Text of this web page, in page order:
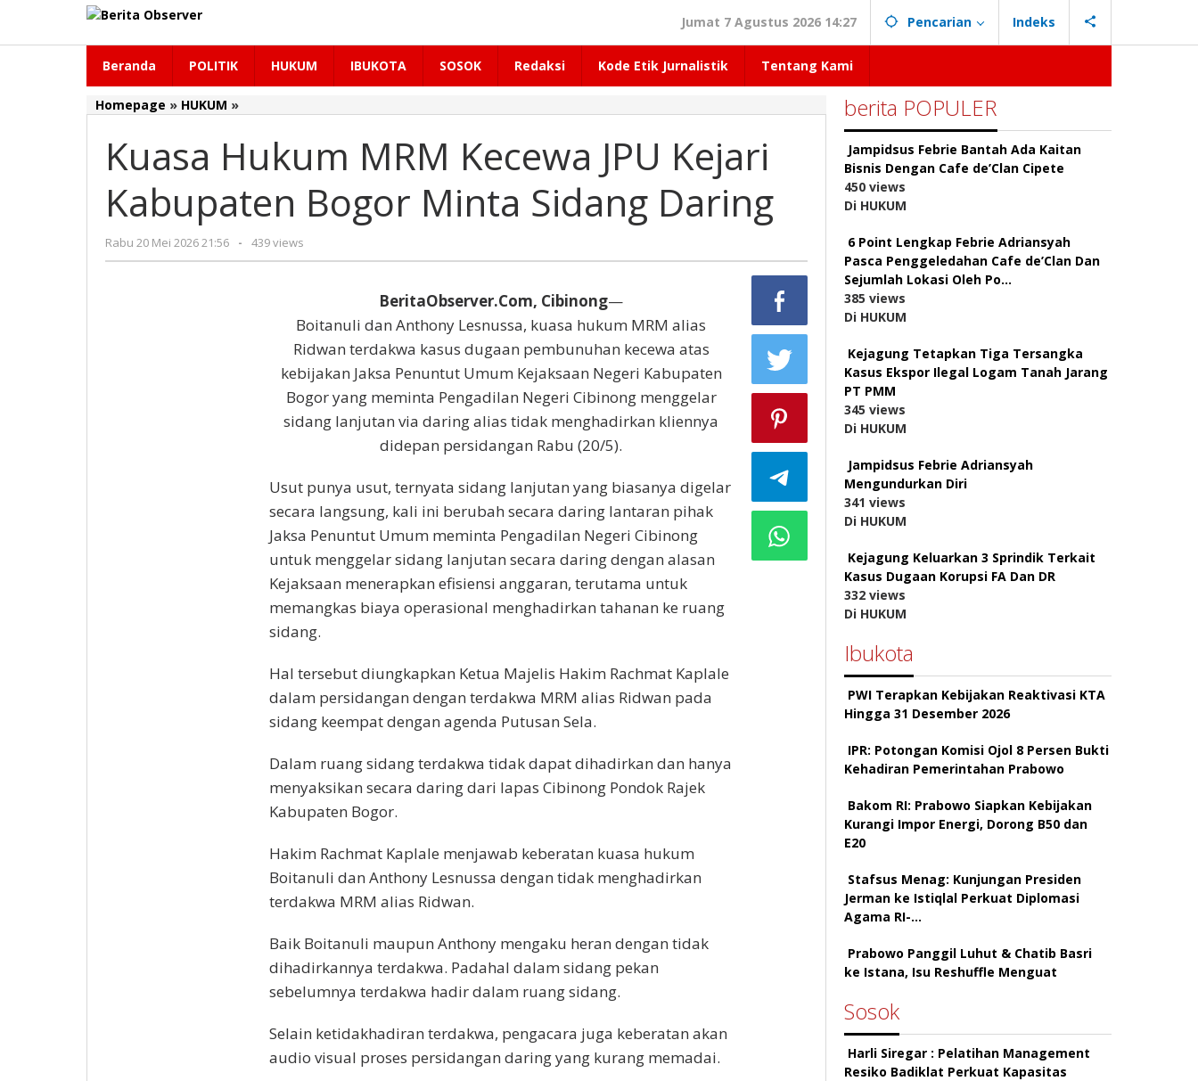
konten
Jumat 7 Agustus 2026 14:27 Pencarian Indeks
Beranda POLITIK HUKUM IBUKOTA SOSOK Redaksi Kode Etik Jurnalistik Tentang Kami
Homepage » HUKUM »
MRM
Kecewa
Kejari
Kabupaten
Bogor
Kuasa Hukum MRM Kecewa JPU Kejari
Kabupaten Bogor Minta Sidang Daring
Rabu 20 Mei 2026 21:56
oleh
Redaksi
- 439 views
BeritaObserver.Com, Cibinong—
Boitanuli dan Anthony Lesnussa, kuasa hukum MRM alias
Ridwan terdakwa kasus dugaan pembunuhan kecewa atas
kebijakan Jaksa Penuntut Umum Kejaksaan Negeri Kabupaten
Bogor yang meminta Pengadilan Negeri Cibinong menggelar
sidang lanjutan via daring alias tidak menghadirkan kliennya
didepan persidangan Rabu (20/5).
Usut punya usut, ternyata sidang lanjutan yang biasanya digelar
secara langsung, kali ini berubah secara daring lantaran pihak
Jaksa Penuntut Umum meminta Pengadilan Negeri Cibinong
untuk menggelar sidang lanjutan secara daring dengan alasan
Kejaksaan menerapkan efisiensi anggaran, terutama untuk
memangkas biaya operasional menghadirkan tahanan ke ruang
sidang.
Hal tersebut diungkapkan Ketua Majelis Hakim Rachmat Kaplale
dalam persidangan dengan terdakwa MRM alias Ridwan pada
sidang keempat dengan agenda Putusan Sela.
Dalam ruang sidang terdakwa tidak dapat dihadirkan dan hanya
menyaksikan secara daring dari lapas Cibinong Pondok Rajek
Kabupaten Bogor.
Hakim Rachmat Kaplale menjawab keberatan kuasa hukum
Boitanuli dan Anthony Lesnussa dengan tidak menghadirkan
terdakwa MRM alias Ridwan.
Baik Boitanuli maupun Anthony mengaku heran dengan tidak
dihadirkannya terdakwa. Padahal dalam sidang pekan
sebelumnya terdakwa hadir dalam ruang sidang.
Selain ketidakhadiran terdakwa, pengacara juga keberatan akan
audio visual proses persidangan daring yang kurang memadai.
berita POPULER
Jampidsus Febrie Bantah Ada Kaitan
Bisnis Dengan Cafe de’Clan Cipete
450 views
Di HUKUM
6 Point Lengkap Febrie Adriansyah
Pasca Penggeledahan Cafe de’Clan Dan
Sejumlah Lokasi Oleh Po…
385 views
Di HUKUM
Kejagung Tetapkan Tiga Tersangka
Kasus Ekspor Ilegal Logam Tanah Jarang
PT PMM
345 views
Di HUKUM
Jampidsus Febrie Adriansyah
Mengundurkan Diri
341 views
Di HUKUM
Kejagung Keluarkan 3 Sprindik Terkait
Kasus Dugaan Korupsi FA Dan DR
332 views
Di HUKUM
Ibukota
PWI Terapkan Kebijakan Reaktivasi KTA
Hingga 31 Desember 2026
IPR: Potongan Komisi Ojol 8 Persen Bukti
Kehadiran Pemerintahan Prabowo
Bakom RI: Prabowo Siapkan Kebijakan
Kurangi Impor Energi, Dorong B50 dan
E20
Stafsus Menag: Kunjungan Presiden
Jerman ke Istiqlal Perkuat Diplomasi
Agama RI-…
Prabowo Panggil Luhut & Chatib Basri
ke Istana, Isu Reshuffle Menguat
Sosok
Harli Siregar : Pelatihan Management
Resiko Badiklat Perkuat Kapasitas